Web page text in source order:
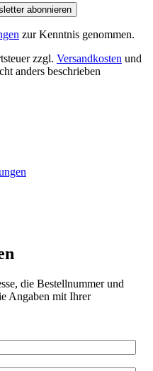
abonnieren
zur Kenntnis genommen.
zzgl. Versandkosten und
anders beschrieben
die Bestellnummer und
Angaben mit Ihrer